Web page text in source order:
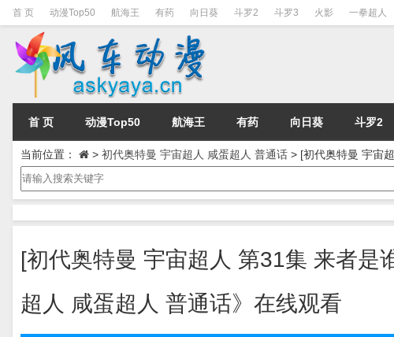
首 页 动漫Top50 航海王 有药 向日葵 斗罗2 斗罗3 火影 一拳超人
首 页 动漫Top50 航海王 有药 向日葵 斗罗2
当前位置： > 初代奥特曼 宇宙超人 咸蛋超人 普通话 > [初代奥特曼 宇宙
[初代奥特曼 宇宙超人 第31集 来者是
超人 咸蛋超人 普通话》在线观看